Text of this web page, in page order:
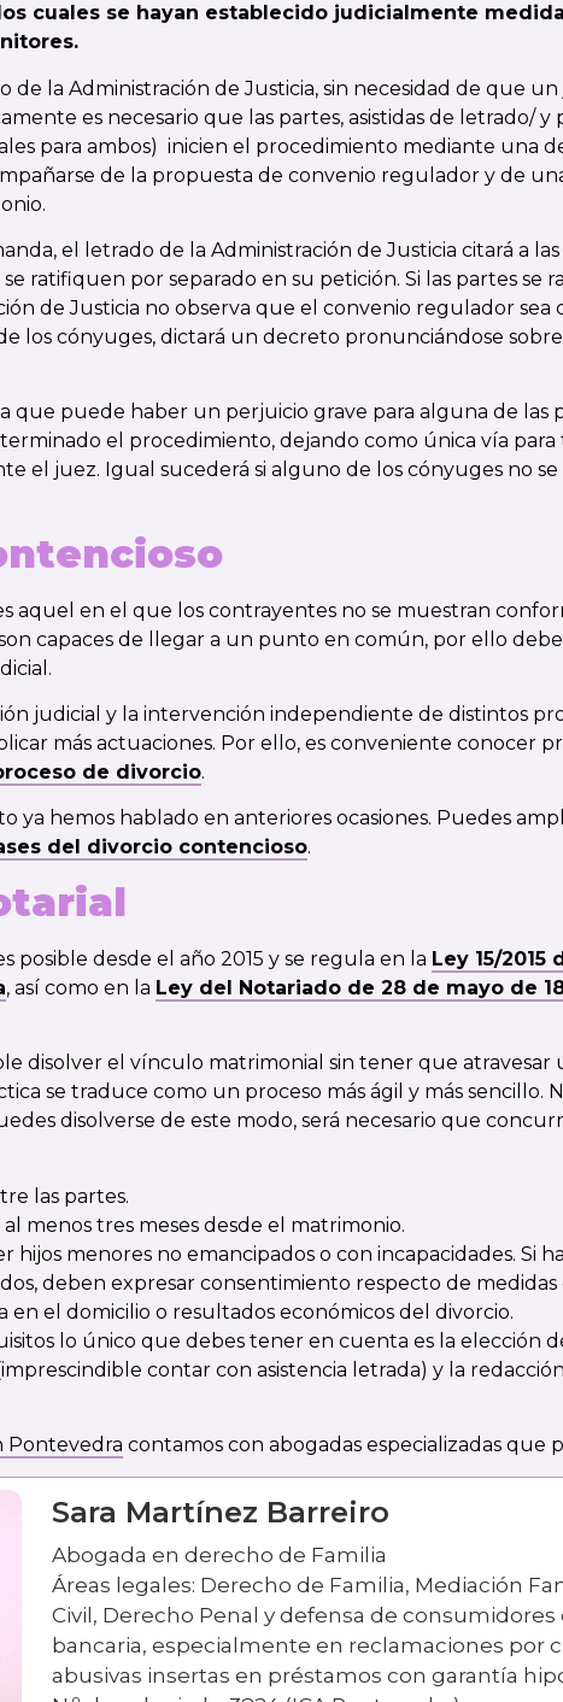
cuales se hayan establecido judicialmente
de la Administración de Justicia, sin necesidad de que
es necesario que las partes, asistidas de letrado/ y
para ambos) inicien el procedimiento mediante una
de la propuesta de convenio regulador y de
el letrado de la Administración de Justicia citará a
ratifiquen por separado en su petición. Si las partes se
de Justicia no observa que el convenio regulador sea
los cónyuges, dictará un decreto pronunciándose
que puede haber un perjuicio grave para alguna de las
el procedimiento, dejando como única vía para
el juez. Igual sucederá si alguno de los cónyuges no se
aquel en el que los contrayentes no se muestran
capaces de llegar a un punto en común, por ello
judicial y la intervención independiente de distintos
más actuaciones. Por ello, es conveniente conocer
de divorcio.
ya hemos hablado en anteriores ocasiones. Puedes
del divorcio contencioso.
posible desde el año 2015 y se regula en la Ley 15/2015
, así como en la Ley del Notariado de 28 de mayo de
disolver el vínculo matrimonial sin tener que
se traduce como un proceso más ágil y más sencillo.
disolverse de este modo, será necesario que
las partes.
menos tres meses desde el matrimonio.
hijos menores no emancipados o con incapacidades. Si
deben expresar consentimiento respecto de
en el domicilio o resultados económicos del divorcio.
lo único que debes tener en cuenta es la elección
contar con asistencia letrada) y la
Pontevedra contamos con abogadas especializadas que
Sara Martínez Barreiro
Abogada en derecho de Familia
Áreas legales: Derecho de Familia, Mediación
Civil, Derecho Penal y defensa de consumidores
bancaria, especialmente en reclamaciones por
abusivas insertas en préstamos con garantía